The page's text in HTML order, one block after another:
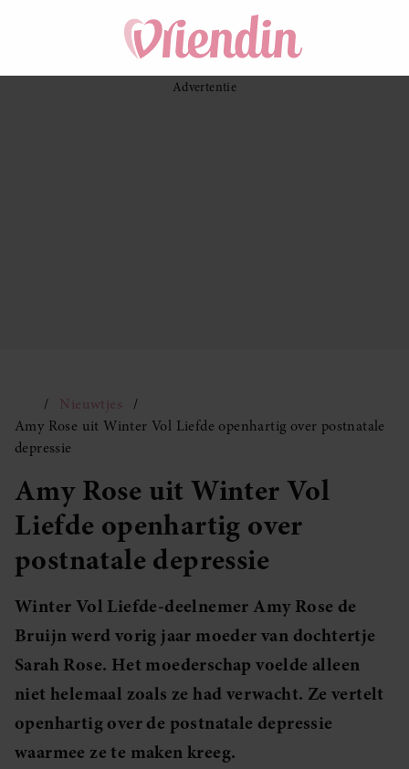
Nieuwtjes
Amy Rose uit Winter Vol Liefde openhartig over postnatale
depressie
Amy Rose uit Winter Vol
Liefde openhartig over
postnatale depressie
Winter Vol Liefde-deelnemer Amy Rose de
Bruijn werd vorig jaar moeder van dochtertje
Sarah Rose. Het moederschap voelde alleen
niet helemaal zoals ze had verwacht. Ze vertelt
openhartig over de postnatale depressie
waarmee ze te maken kreeg.